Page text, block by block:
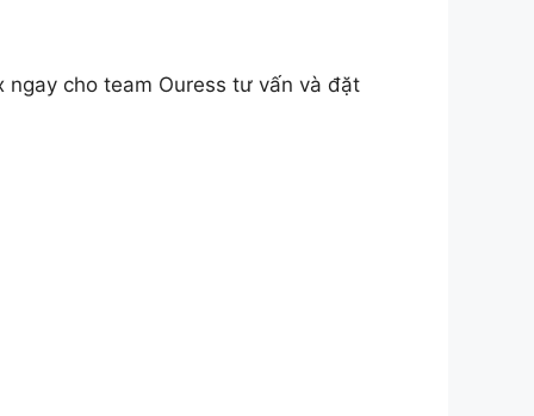
ngay cho team Ouress tư vấn và đặt